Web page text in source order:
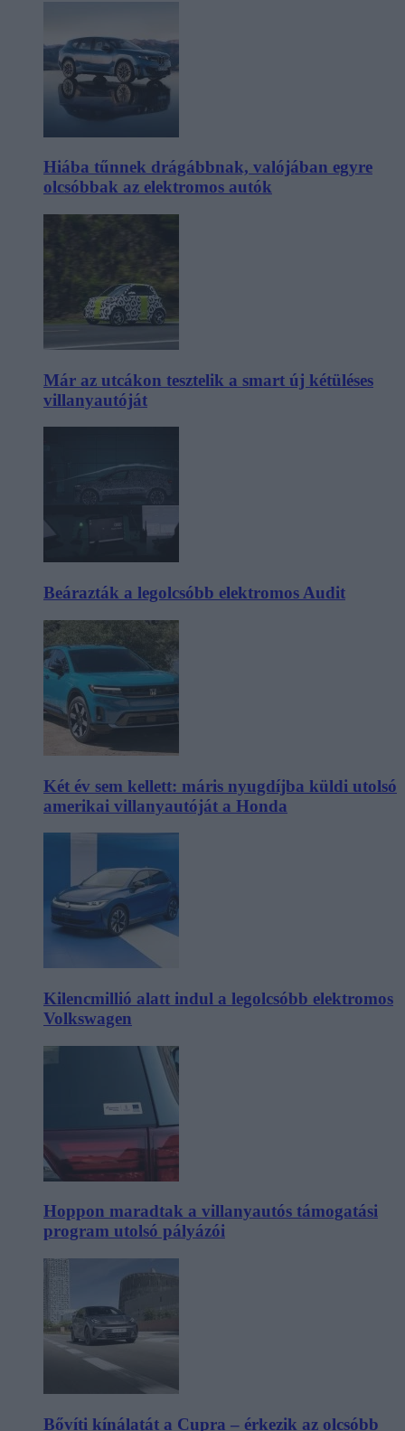
Hiába tűnnek drágábbnak, valójában egyre
olcsóbbak az elektromos autók
Már az utcákon tesztelik a smart új kétüléses
villanyautóját
Beárazták a legolcsóbb elektromos Audit
Két év sem kellett: máris nyugdíjba küldi utolsó
amerikai villanyautóját a Honda
Kilencmillió alatt indul a legolcsóbb elektromos
Volkswagen
Hoppon maradtak a villanyautós támogatási
program utolsó pályázói
Bővíti kínálatát a Cupra – érkezik az olcsóbb